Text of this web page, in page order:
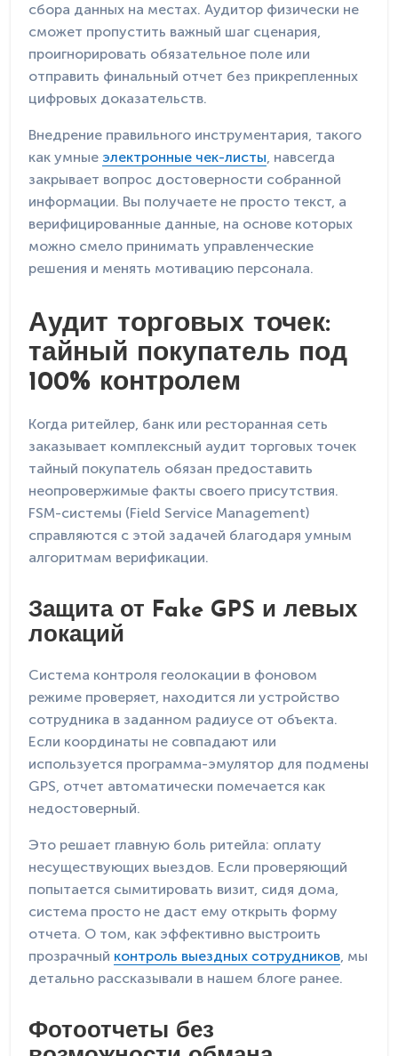
сбора данных на местах. Аудитор физически не
сможет пропустить важный шаг сценария,
проигнорировать обязательное поле или
отправить финальный отчет без прикрепленных
цифровых доказательств.
Внедрение правильного инструментария, такого
как умные электронные чек-листы, навсегда
закрывает вопрос достоверности собранной
информации. Вы получаете не просто текст, а
верифицированные данные, на основе которых
можно смело принимать управленческие
решения и менять мотивацию персонала.
Аудит торговых точек:
тайный покупатель под
100% контролем
Когда ритейлер, банк или ресторанная сеть
заказывает комплексный аудит торговых точек
тайный покупатель обязан предоставить
неопровержимые факты своего присутствия.
FSM-системы (Field Service Management)
справляются с этой задачей благодаря умным
алгоритмам верификации.
Защита от Fake GPS и левых
локаций
Система контроля геолокации в фоновом
режиме проверяет, находится ли устройство
сотрудника в заданном радиусе от объекта.
Если координаты не совпадают или
используется программа-эмулятор для подмены
GPS, отчет автоматически помечается как
недостоверный.
Это решает главную боль ритейла: оплату
несуществующих выездов. Если проверяющий
попытается сымитировать визит, сидя дома,
система просто не даст ему открыть форму
отчета. О том, как эффективно выстроить
прозрачный контроль выездных сотрудников, мы
детально рассказывали в нашем блоге ранее.
Фотоотчеты без